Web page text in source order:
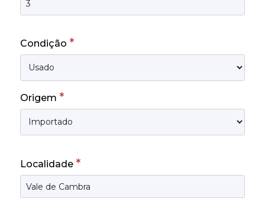
Condição *
Origem *
Localidade *